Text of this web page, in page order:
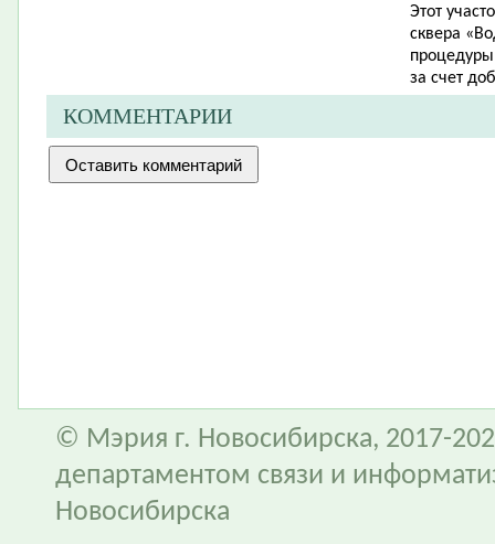
Этот
сквера
за счет
КОММЕНТАРИИ
© Мэрия г. Новосибирска, 2017-
департаментом связи и
Новосибирска